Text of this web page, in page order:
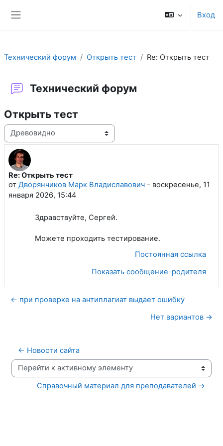
Вход
Технический форум Открыть тест Re: Открыть тест
Технический форум
Открыть тест
Режим отображения
Re: Открыть тест
от Дворянчиков Марк Владиславович - воскресенье, 11
января 2026, 15:44
Количество ответов: 0
Здравствуйте, Сергей.
Можете проходить тестирование.
Постоянная ссылка
Показать сообщение-родителя
← при проверке на антиплагиат выдает ошибку
Нет вариантов →
← Новости сайта
Перейти к активному элементу
Справочный материал для преподавателей →